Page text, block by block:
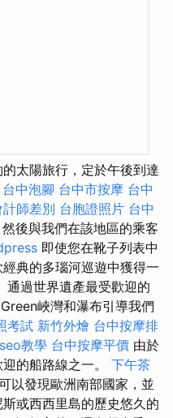
太陽旅行，定於午後到達
台中泡腳 台中市按摩 台中
師差別 台胞證照片 台中
後與我們在該地區的乘客
即使您在靴子列表中
典的多瑙河巡遊中獲得一
通過世界遺產最受歡迎的
Green峽灣和瀑布引導我們
考試 新竹外燴 台中按摩排
seo教學 台中按摩平價 由於
的船路線之一。 下午茶
以發現歐洲南部國家，並
或西西里島的歷史悠久的